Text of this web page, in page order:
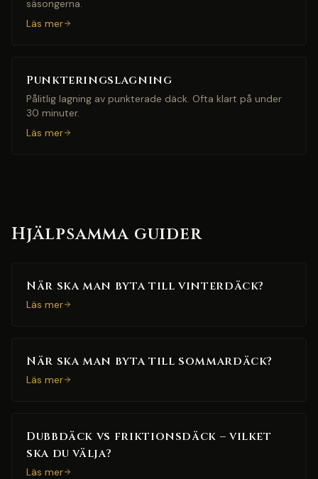
säsongerna.
Läs mer
Punkteringslagning
Pålitlig lagning av punkterade däck. Ofta klart på under
30 minuter.
Läs mer
Hjälpsamma guider
När ska man byta till vinterdäck?
Läs mer
När ska man byta till sommardäck?
Läs mer
Dubbdäck vs friktionsdäck – vilket
ska du välja?
Läs mer